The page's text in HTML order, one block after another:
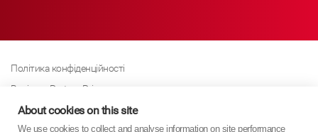
Політика конфіденційності
Business Partner Privacy
Політика щодо файлів cookie
Сучасна політика Закону про рабство
About cookies on this site
We use cookies to collect and analyse information on site performance